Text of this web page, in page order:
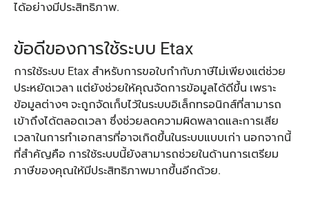
ได้อย่างมีประสิทธิภาพ.
ข้อดีของการใช้ระบบ Etax
การใช้ระบบ Etax สำหรับการขอใบกำกับภาษีไม่เพียงแต่ช่วย
ประหยัดเวลา แต่ยังช่วยให้คุณจัดการข้อมูลได้ดีขึ้น เพราะ
ข้อมูลต่างๆ จะถูกจัดเก็บไว้ในระบบอิเล็กทรอนิกส์ที่สามารถ
เข้าถึงได้ตลอดเวลา ซึ่งช่วยลดความผิดพลาดและการเสีย
เวลาในการทำเอกสารที่อาจเกิดขึ้นในระบบแบบเก่า นอกจากนี้
ที่สำคัญคือ การใช้ระบบนี้ยังสามารถช่วยในด้านการเตรียม
ภาษีของคุณให้มีประสิทธิภาพมากขึ้นอีกด้วย.